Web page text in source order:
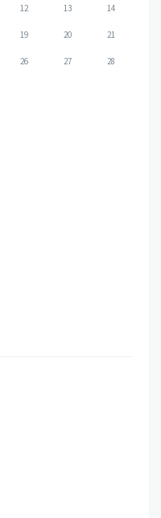
12 13 14
19 20 21
26 27 28